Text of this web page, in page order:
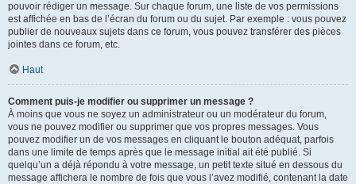
pouvoir rédiger un message. Sur chaque forum, une liste de vos permissions
est affichée en bas de l’écran du forum ou du sujet. Par exemple : vous pouvez
publier de nouveaux sujets dans ce forum, vous pouvez transférer des pièces
jointes dans ce forum, etc.
Haut
Comment puis-je modifier ou supprimer un message ?
À moins que vous ne soyez un administrateur ou un modérateur du forum,
vous ne pouvez modifier ou supprimer que vos propres messages. Vous
pouvez modifier un de vos messages en cliquant le bouton adéquat, parfois
dans une limite de temps après que le message initial ait été publié. Si
quelqu’un a déjà répondu à votre message, un petit texte situé en dessous du
message affichera le nombre de fois que vous l’avez modifié, contenant la date